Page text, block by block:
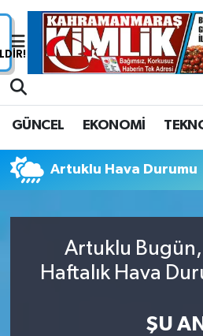
GÜNCEL EKONOMİ
Artuklu Hava Durumu
Artuklu Bugün,
Haftalık Hava
ŞU AN
Nöbetçi Eczaneler
Trafik Durumu
Süper Lig Puan Durumu